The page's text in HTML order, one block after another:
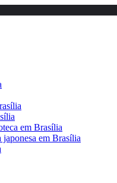
em Brasília
em Brasília